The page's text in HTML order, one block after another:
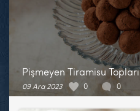
Pişmeyen Tiramisu Topları
09 Ara 2023 0 0